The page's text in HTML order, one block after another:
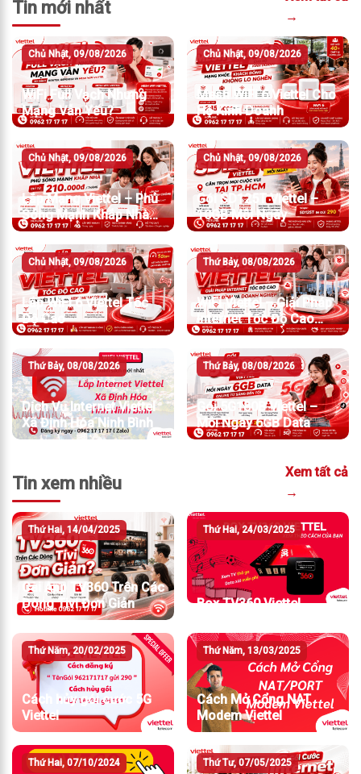
Tin mới nhất
→
Chủ Nhật, 09/08/2026
WiFi Full Vạch Nhưng
Mạng Vẫn Yếu?
Chủ Nhật, 09/08/2026
Mesh WiFi 6 Viettel Cho
Hộ Kinh Doanh
Chủ Nhật, 09/08/2026
Lắp Mạng Viettel – Phủ
Sóng Mạnh Khắp Nhà
Chỉ Từ 210.000đ/Tháng
Chủ Nhật, 09/08/2026
Gói SD125T Viettel –
10GB Mỗi Ngày
Chủ Nhật, 09/08/2026
Lắp WiFi 6 Viettel Tốc
Độ Cao
Thứ Bảy, 08/08/2026
WiFi Viettel – Giải Pháp
Internet Tốc Độ Cao
Cho Gia Đình Và Doanh
Nghiệp
Thứ Bảy, 08/08/2026
Dịch Vụ Internet Viettel
Xã Định Hóa Ninh Bình
Thứ Bảy, 08/08/2026
Gói 5G180B Viettel –
Mỗi Ngày 6GB Data
Tin xem nhiều
Xem tất cả
→
Thứ Hai, 14/04/2025
Cài App TV360 Trên Các
Dòng Tivi Đơn Giản
Thứ Hai, 24/03/2025
Box TV360 Viettel
Thứ Năm, 20/02/2025
Cách hủy gói cước 5G
Viettel
Thứ Năm, 13/03/2025
Cách Mở Cổng NAT
Modem Viettel
Thứ Hai, 07/10/2024 Thứ Tư, 07/05/2025